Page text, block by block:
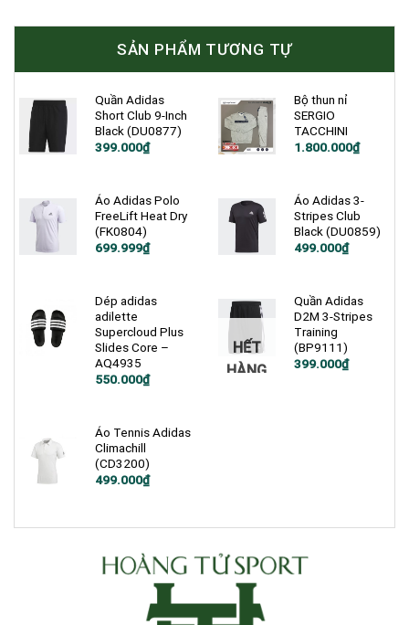
SẢN PHẨM TƯƠNG TỰ
Quần Adidas
Short Club 9-Inch
Black (DU0877)
Giá
399.000₫
Giá
399.000₫.
Bộ thun nỉ
SERGIO
TACCHINI
Giá
1.800.000₫
Giá
1.800.000₫.
Áo Adidas Polo
FreeLift Heat Dry
(FK0804)
Giá
699.999₫
Giá
699.999₫.
Áo Adidas 3-
Stripes Club
Black (DU0859)
Giá
499.000₫
Giá
499.000₫.
Dép adidas
adilette
Supercloud Plus
Slides Core –
AQ4935
Giá
550.000₫
Giá
550.000₫.
HẾT
HÀNG
Quần Adidas
D2M 3-Stripes
Training
(BP9111)
Giá
399.000₫
Giá
Áo Tennis Adidas
Climachill
(CD3200)
Giá
499.000₫
Giá
499.000₫.